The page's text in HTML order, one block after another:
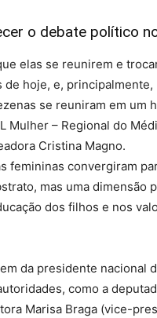
o debate político
elas se reunirem e
hoje, e, principalmente,
se reuniram em um
Mulher – Regional do
Cristina Magno.
femininas convergiram
mas uma dimensão
dos filhos e nos
da presidente nacional
como a
Marisa Braga (vice-